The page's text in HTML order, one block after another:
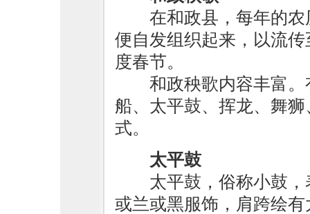
在和政县，每年的
便自发组织起来，以流
度春节。
和政秧歌内容丰富
船、太平鼓、挥龙、舞
式。
太平鼓
太平鼓，俗称小鼓
或兰或黑服饰，肩跨绘